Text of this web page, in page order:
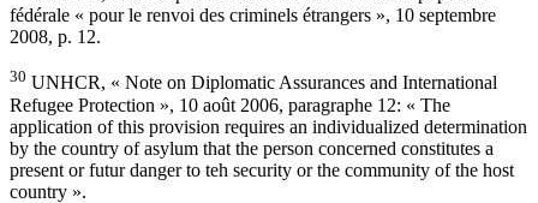
fédérale « pour le renvoi des criminels étrangers », 10 septembre
2008, p. 12.
30 UNHCR, « Note on Diplomatic Assurances and International
Refugee Protection », 10 août 2006, paragraphe 12: « The
application of this provision requires an individualized determination
by the country of asylum that the person concerned constitutes a
present or futur danger to teh security or the community of the host
country ».